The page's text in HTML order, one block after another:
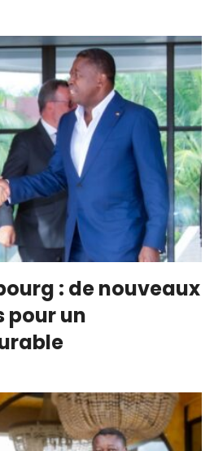
: de nouveaux
pour un